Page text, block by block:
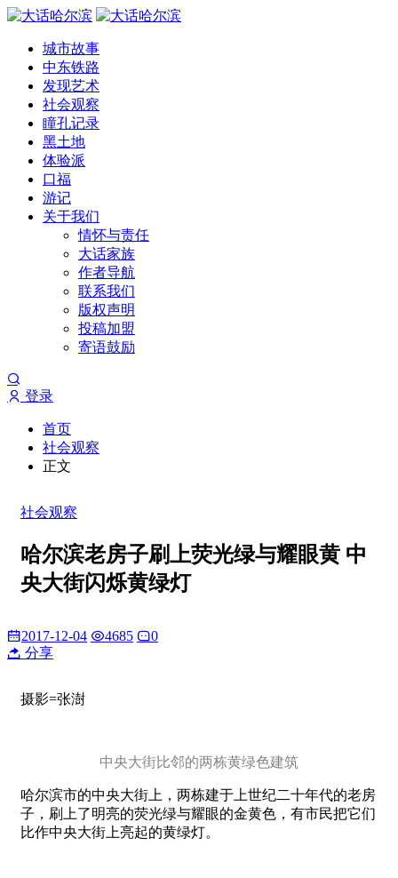
城市故事
中东铁路
发现艺术
社会观察
瞳孔记录
黑土地
体验派
口福
游记
关于我们
情怀与责任
大话家族
作者导航
联系我们
版权声明
投稿加盟
寄语鼓励
登录
首页
社会观察
正文
社会观察
哈尔滨老房子刷上荧光绿与耀眼黄 中
央大街闪烁黄绿灯
2017-12-04 4685
0
分享
摄影=张澍
中央大街比邻的两栋黄绿色建筑
哈尔滨市的中央大街上，两栋建于上世纪二十年代的老房
子，刷上了明亮的荧光绿与耀眼的金黄色，有市民把它们
比作中央大街上亮起的黄绿灯。